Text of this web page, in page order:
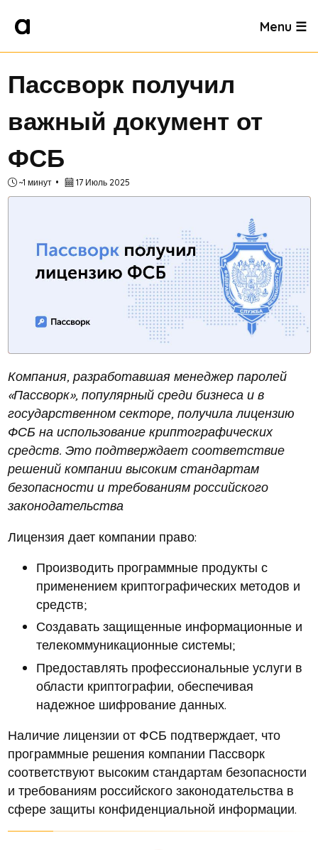
Menu ☰
Пассворк получил
важный документ от
ФСБ
~1 минут 17 Июль 2025
Компания, разработавшая менеджер паролей
«Пассворк», популярный среди бизнеса и в
государственном секторе, получила лицензию
ФСБ на использование криптографических
средств. Это подтверждает соответствие
решений компании высоким стандартам
безопасности и требованиям российского
законодательства
Лицензия дает компании право:
Производить программные продукты с
применением криптографических методов и
средств;
Создавать защищенные информационные и
телекоммуникационные системы;
Предоставлять профессиональные услуги в
области криптографии, обеспечивая
надежное шифрование данных.
Наличие лицензии от ФСБ подтверждает, что
программные решения компании Пассворк
соответствуют высоким стандартам безопасности
и требованиям российского законодательства в
сфере защиты конфиденциальной информации.